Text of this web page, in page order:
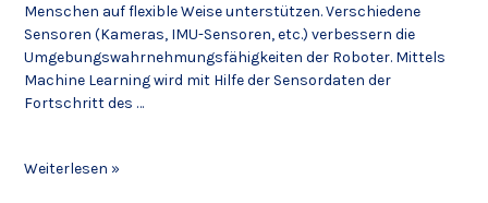
Menschen auf flexible Weise unterstützen. Verschiedene
Sensoren (Kameras, IMU-Sensoren, etc.) verbessern die
Umgebungswahrnehmungsfähigkeiten der Roboter. Mittels
Machine Learning wird mit Hilfe der Sensordaten der
Fortschritt des …
Weiterlesen »